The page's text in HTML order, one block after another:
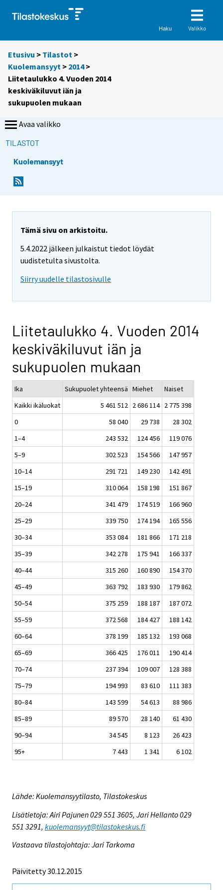
Haku Valikko
Etusivu > Tilastot >
Kuolemansyyt > 2014>
Liitetaulukko 4. Vuoden 2014
keskiväkiluvut iän ja
sukupuolen mukaan
Avaa valikko
TILASTOT
Kuolemansyyt
Tämä sivu on arkistoitu.
5.4.2022 jälkeen julkaistut tiedot löydät
uudistetulta sivustolta.
Siirry uudelle tilastosivulle
Liitetaulukko 4. Vuoden 2014
keskiväkiluvut iän ja
sukupuolen mukaan
Ika Sukupuolet yhteensä Miehet
Naiset
Kaikki ikäluokat
5 461 512 2 686 114 2 775 398
0
58 040 29 738
28 302
1–4
243 532 124 456
119 076
5–9
302 523 154 566
147 957
10–14
291 721 149 230
142 491
15–19
310 064 158 198
151 867
20–24
341 479 174 519
166 960
25–29
339 750 174 194
165 556
30–34
353 084 181 866
171 218
35–39
342 278 175 941
166 337
40–44
315 260 160 890
154 370
45–49
363 792 183 930
179 862
50–54
375 259 188 187
187 072
55–59
372 568 184 427
188 142
60–64
378 199 185 132
193 068
65–69
366 425 176 011
190 414
70–74
237 394 109 007
128 388
75–79
194 993 83 610
111 383
80–84
143 599 54 613
88 986
85–89
89 570 28 140
61 430
90–94
34 545 8 123
26 423
95+
7 443 1 341 6 102
Lähde: Kuolemansyytilasto, Tilastokeskus
Lisätietoja: Airi Pajunen 029 551 3605, Jari Hellanto 029
551 3291, kuolemansyyt@tilastokeskus.fi
Vastaava tilastojohtaja: Jari Tarkoma
Päivitetty 30.12.2015